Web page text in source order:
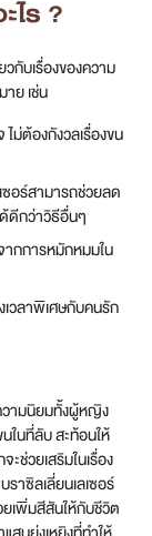
ะการปรับ
ำเลเซอร์